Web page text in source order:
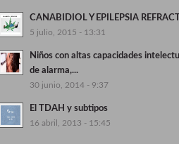
CANABIDIOL Y EPILEPSIA
5 julio, 2015 - 13:31
Niños con altas capacidades
de alarma,...
30 junio, 2014 - 9:37
El TDAH y subtipos
16 abril, 2013 - 15:45